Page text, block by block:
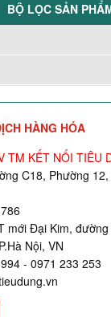
BỘ LỌC SẢN
HÀNG HÓA
TM KẾT NỐI TIÊU
C18, Phường
mới Đại Kim,
Nội, VN
- 0971 233 253